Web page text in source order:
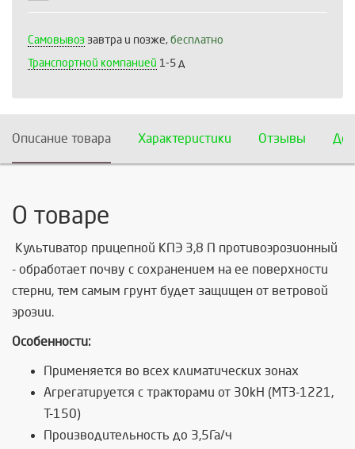
Самовывоз завтра и позже, бесплатно
Транспортной компанией 1-5 д
Описание товара Характеристики Отзывы
О товаре
Культиватор прицепной КПЭ 3,8 П противоэрозионный
- обработает почву с сохранением на ее поверхности
стерни, тем самым грунт будет защищен от ветровой
эрозии.
Особенности:
Применяется во всех климатических зонах
Агрегатируется с тракторами от 30kH (МТЗ-1221,
Т-150)
Производительность до 3,5Га/ч